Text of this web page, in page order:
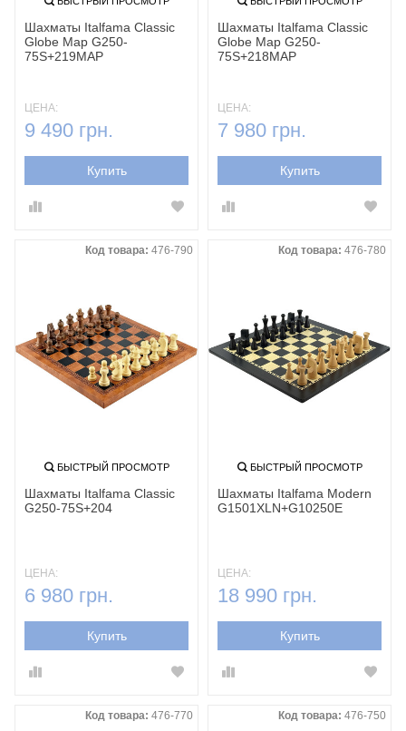
Шахматы Italfama Classic
Globe Map G250-
75S+219MAP
ЦЕНА:
9 490 грн.
Купить
Шахматы Italfama Classic
Globe Map G250-
75S+218MAP
ЦЕНА:
7 980 грн.
Купить
Код товара: 476-790
БЫСТРЫЙ ПРОСМОТР
Шахматы Italfama Classic
G250-75S+204
ЦЕНА:
6 980 грн.
Купить
Код товара: 476-780
БЫСТРЫЙ ПРОСМОТР
Шахматы Italfama Modern
G1501XLN+G10250E
ЦЕНА:
18 990 грн.
Купить
Код товара: 476-770 Код товара: 476-750